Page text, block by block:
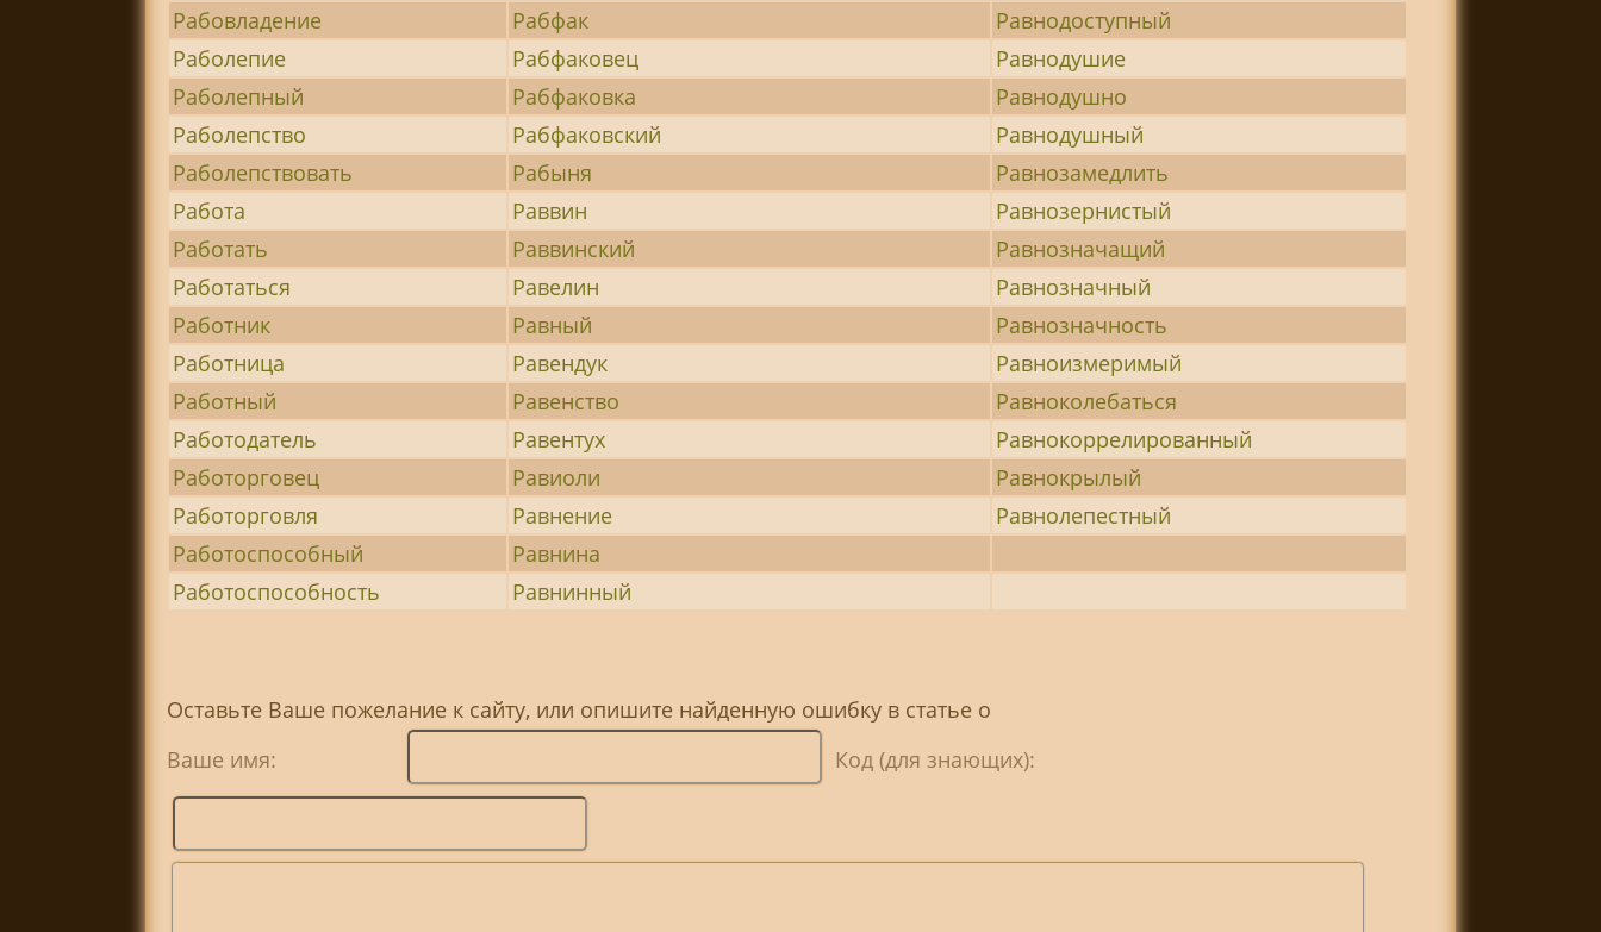
Рабовладение
Рабфак
Равнодоступный
Раболепие
Рабфаковец
Равнодушие
Раболепный
Рабфаковка
Равнодушно
Раболепство
Рабфаковский
Равнодушный
Раболепствовать
Рабыня
Равнозамедлить
Работа
Раввин
Равнозернистый
Работать
Раввинский
Равнозначащий
Работаться
Равелин
Равнозначный
Работник
Равный
Равнозначность
Работница
Равендук
Равноизмеримый
Работный
Равенство
Равноколебаться
Работодатель
Равентух
Равнокоррелированный
Работорговец
Равиоли
Равнокрылый
Работорговля
Равнение
Равнолепестный
Работоспособный
Равнина
Работоспособность
Равнинный
Оставьте Ваше пожелание к сайту, или опишите найденную ошибку в статье о
Ваше имя:
Код (для знающих):